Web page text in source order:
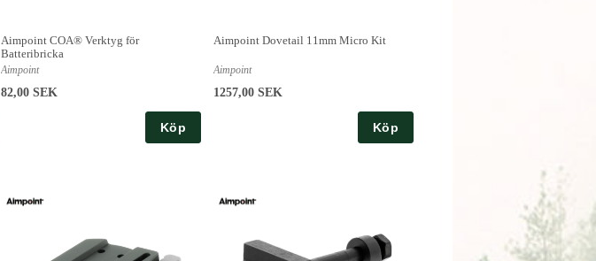
Aimpoint COA® Verktyg för
Batteribricka
Aimpoint
82,00 SEK
Köp
Aimpoint Dovetail 11mm Micro Kit
Aimpoint
1257,00 SEK
Köp